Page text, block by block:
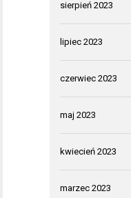
sierpień 2023
lipiec 2023
czerwiec 2023
maj 2023
kwiecień 2023
marzec 2023